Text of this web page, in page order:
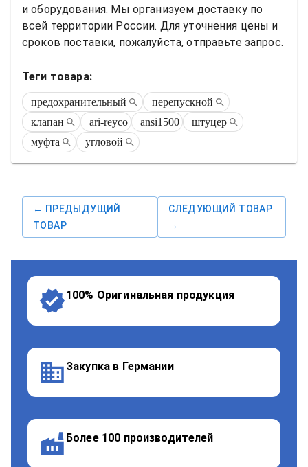
и оборудования. Мы организуем доставку по
всей территории России. Для уточнения цены и
сроков поставки, пожалуйста, отправьте запрос.
Теги товара:
предохранительный
перепускной
клапан
ari-reyco ansi1500
штуцер
муфта
угловой
← ПРЕДЫДУЩИЙ
ТОВАР
СЛЕДУЮЩИЙ ТОВАР
→
100% Оригинальная продукция
Закупка в Германии
Более 100 производителей